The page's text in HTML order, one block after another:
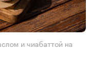
и чиабаттой на